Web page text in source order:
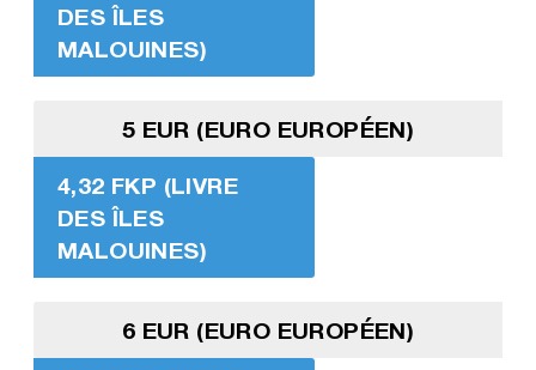
DES ÎLES
MALOUINES)
5 EUR (EURO EUROPÉEN)
4,32 FKP (LIVRE
DES ÎLES
MALOUINES)
6 EUR (EURO EUROPÉEN)